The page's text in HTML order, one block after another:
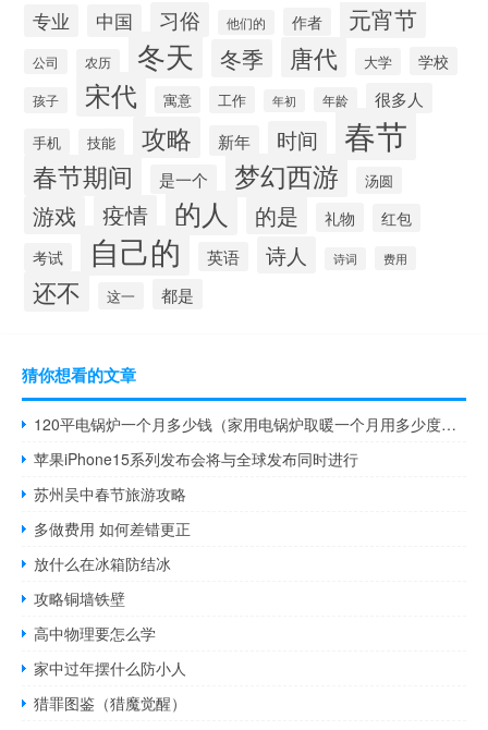
专业 中国 习俗 他们的 作者 元宵节
公司 农历 冬天 冬季 唐代 大学 学校
孩子 宋代 寓意 工作 年初 年龄 很多人
手机 技能 攻略 新年 时间 春节
春节期间 是一个 梦幻西游 汤圆
游戏 疫情 的人 的是 礼物
红包
考试
自己的 英语 诗人 诗词 费用
还不 这一 都是
猜你想看的文章
120平电锅炉一个月多少钱（家用电锅炉取暖一个月用多少度电）
苹果iPhone15系列发布会将与全球发布同时进行
苏州吴中春节旅游攻略
多做费用 如何差错更正
放什么在冰箱防结冰
攻略铜墙铁壁
高中物理要怎么学
家中过年摆什么防小人
猎罪图鉴（猎魔觉醒）